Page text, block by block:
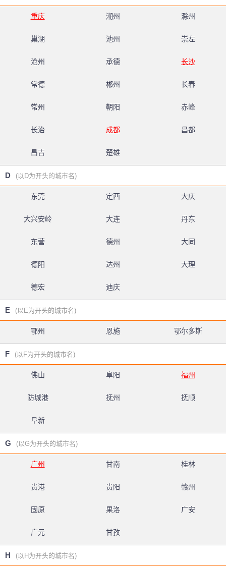
重庆 潮州 滁州
巢湖 池州 崇左
沧州 承德 长沙
常德 郴州 长春
常州 朝阳 赤峰
长治 成都 昌都
昌吉 楚雄
D (以D为开头的城市名)
东莞 定西 大庆
大兴安岭 大连 丹东
东营 德州 大同
德阳 达州 大理
德宏 迪庆
E (以E为开头的城市名)
鄂州 恩施 鄂尔多斯
F (以F为开头的城市名)
佛山 阜阳 福州
防城港 抚州 抚顺
阜新
G (以G为开头的城市名)
广州 甘南 桂林
贵港 贵阳 赣州
固原 果洛 广安
广元 甘孜
H (以H为开头的城市名)